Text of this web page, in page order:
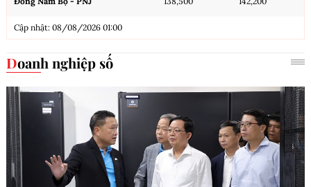
Cập nhật: 08/08/2026 01:00
Doanh nghiệp số